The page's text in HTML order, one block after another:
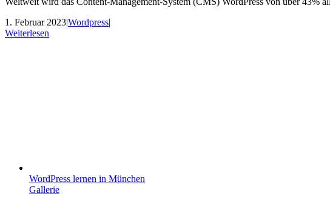
1. Februar 2023|Wordpress|
Weiterlesen
WordPress lernen in München
Gallerie